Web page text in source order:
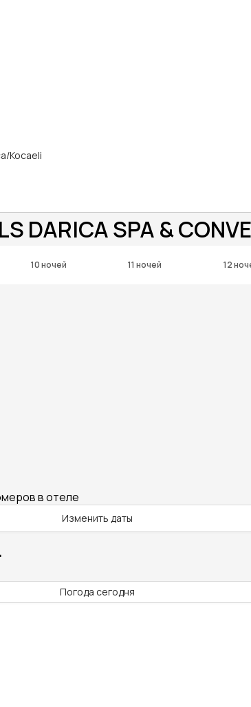
Kocaeli
DARICA SPA &
10 ночей 11 ночей 12
в отеле
Изменить даты
Погода сегодня